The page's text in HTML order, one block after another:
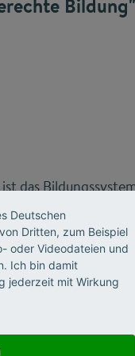
Bildung"
das
Hochschul-
Gesamtindex
der sechs
hat sich seit dem
Deutschen
Dritten, zum Beispiel
oder Videodateien und
Ich bin damit
jederzeit mit Wirkung